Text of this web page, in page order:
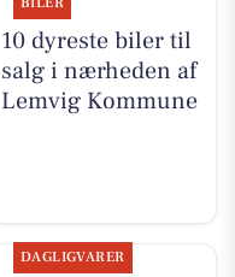
10 dyreste biler til
salg i nærheden af
Lemvig Kommune
DAGLIGVARER